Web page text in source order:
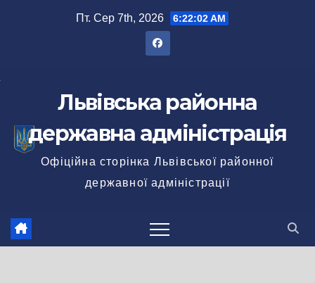
Пт. Сер 7th, 2026 6:22:03 AM
Львівська районна
державна адміністрація
Офіційна сторінка Львівської районної
державної адміністрації